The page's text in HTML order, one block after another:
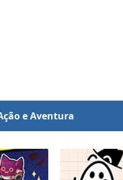
e Aventura